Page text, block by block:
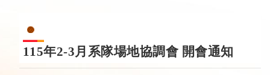
115年2-3月系隊場地協調會 開會通知